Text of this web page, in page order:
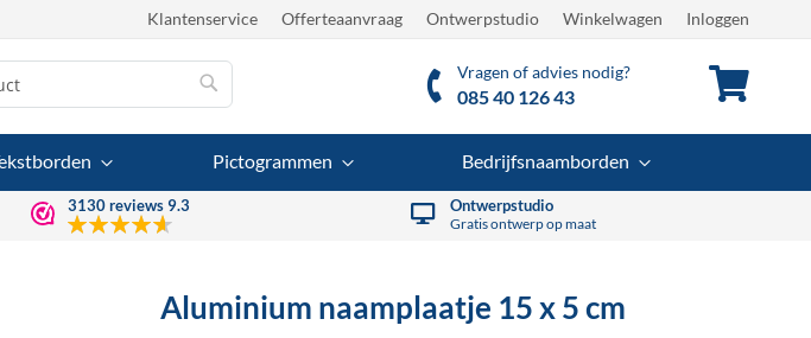
Klantenservice Offerteaanvraag Ontwerpstudio Winkelwagen Inloggen
Vragen of advies nodig?
085 40 126 43
Pictogrammen Bedrijfsnaamborden
3130reviews9.3 Ontwerpstudio
Gratis ontwerp op maat
Aluminium naamplaatje 15 x 5 cm